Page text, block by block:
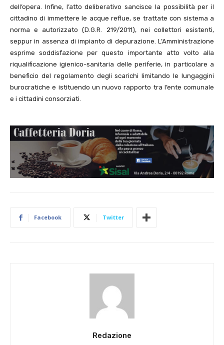
dell’opera. Infine, l’atto deliberativo sancisce la possibilità per il
cittadino di immettere le acque reflue, se trattate con sistema a
norma e autorizzato (D.G.R. 219/2011), nei collettori esistenti,
seppur in assenza di impianto di depurazione. L’Amministrazione
esprime soddisfazione per questo importante atto volto alla
riqualificazione igienico-sanitaria delle periferie, in particolare a
beneficio del regolamento degli scarichi limitando le lungaggini
burocratiche e istituendo un nuovo rapporto tra l’ente comunale
e i cittadini consorziati.
Facebook Twitter
Redazione